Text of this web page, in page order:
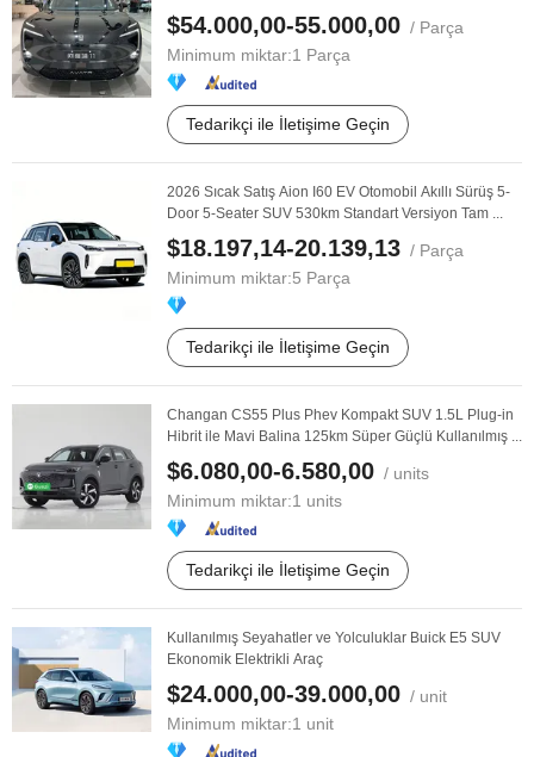
$54.000,00-55.000,00 / Parça
Minimum miktar:1 Parça
Tedarikçi ile İletişime Geçin
2026 Sıcak Satış Aion I60 EV Otomobil Akıllı Sürüş 5-
Door 5-Seater SUV 530km Standart Versiyon Tam ...
$18.197,14-20.139,13 / Parça
Minimum miktar:5 Parça
Tedarikçi ile İletişime Geçin
Changan CS55 Plus Phev Kompakt SUV 1.5L Plug-in
Hibrit ile Mavi Balina 125km Süper Güçlü Kullanılmış ...
$6.080,00-6.580,00 / units
Minimum miktar:1 units
Tedarikçi ile İletişime Geçin
Kullanılmış Seyahatler ve Yolculuklar Buick E5 SUV
Ekonomik Elektrikli Araç
$24.000,00-39.000,00 / unit
Minimum miktar:1 unit